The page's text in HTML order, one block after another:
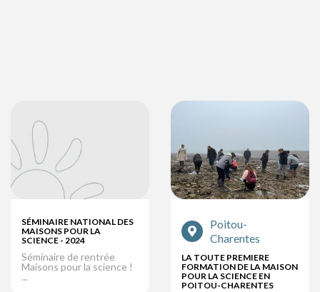
SÉMINAIRE NATIONAL DES
MAISONS POUR LA
SCIENCE - 2024
Séminaire de rentrée
Maisons pour la science !
...
Poitou-
Charentes
LA TOUTE PREMIERE
FORMATION DE LA MAISON
POUR LA SCIENCE EN
POITOU-CHARENTES